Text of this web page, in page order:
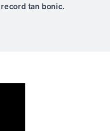
record tan bonic.